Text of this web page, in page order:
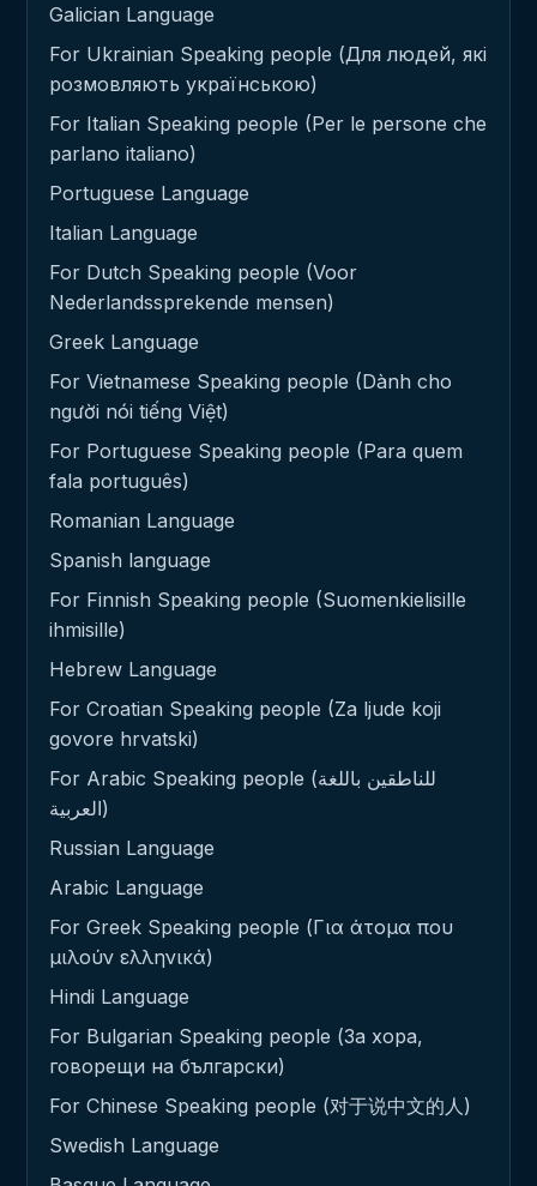
Galician Language
For Ukrainian Speaking people (Для людей, які
розмовляють українською)
For Italian Speaking people (Per le persone che
parlano italiano)
Portuguese Language
Italian Language
For Dutch Speaking people (Voor
Nederlandssprekende mensen)
Greek Language
For Vietnamese Speaking people (Dành cho
người nói tiếng Việt)
For Portuguese Speaking people (Para quem
fala português)
Romanian Language
Spanish language
For Finnish Speaking people (Suomenkielisille
ihmisille)
Hebrew Language
For Croatian Speaking people (Za ljude koji
govore hrvatski)
For Arabic Speaking people (للناطقين باللغة
العربية)
Russian Language
Arabic Language
For Greek Speaking people (Για άτομα που
μιλούν ελληνικά)
Hindi Language
For Bulgarian Speaking people (За хора,
говорещи на български)
For Chinese Speaking people (对于说中文的人)
Swedish Language